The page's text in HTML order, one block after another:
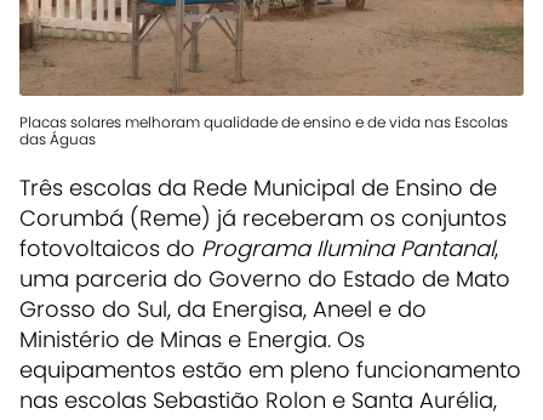
Placas solares melhoram qualidade de ensino e de vida nas Escolas
das Águas
Três escolas da Rede Municipal de Ensino de
Corumbá (Reme) já receberam os conjuntos
fotovoltaicos do Programa Ilumina Pantanal,
uma parceria do Governo do Estado de Mato
Grosso do Sul, da Energisa, Aneel e do
Ministério de Minas e Energia. Os
equipamentos estão em pleno funcionamento
nas escolas Sebastião Rolon e Santa Aurélia,